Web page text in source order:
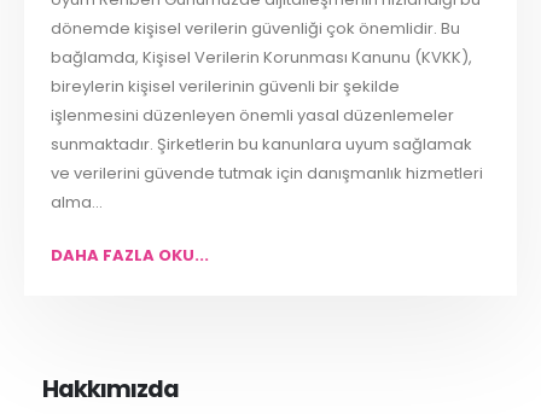
dönemde kişisel verilerin güvenliği çok önemlidir. Bu
bağlamda, Kişisel Verilerin Korunması Kanunu (KVKK),
bireylerin kişisel verilerinin güvenli bir şekilde
işlenmesini düzenleyen önemli yasal düzenlemeler
sunmaktadır. Şirketlerin bu kanunlara uyum sağlamak
ve verilerini güvende tutmak için danışmanlık hizmetleri
alma...
DAHA FAZLA OKU...
Hakkımızda